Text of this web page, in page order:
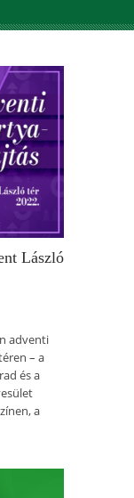
László
adventi
– a
és a
a